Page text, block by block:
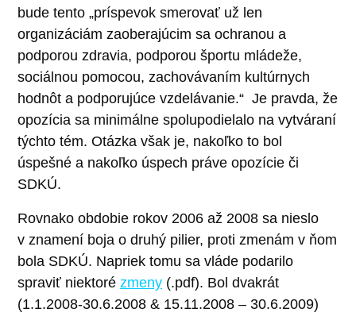
bude tento „príspevok smerovať už len
organizáciám zaoberajúcim sa ochranou a
podporou zdravia, podporou športu mládeže,
sociálnou pomocou, zachovávaním kultúrnych
hodnôt a podporujúce vzdelávanie.“ Je pravda, že
opozícia sa minimálne spolupodielalo na vytváraní
týchto tém. Otázka však je, nakoľko to bol
úspešné a nakoľko úspech práve opozície či
SDKÚ.
Rovnako obdobie rokov 2006 až 2008 sa nieslo
v znamení boja o druhý pilier, proti zmenám v ňom
bola SDKÚ. Napriek tomu sa vláde podarilo
spraviť niektoré zmeny (.pdf). Bol dvakrát
(1.1.2008-30.6.2008 & 15.11.2008 – 30.6.2009)